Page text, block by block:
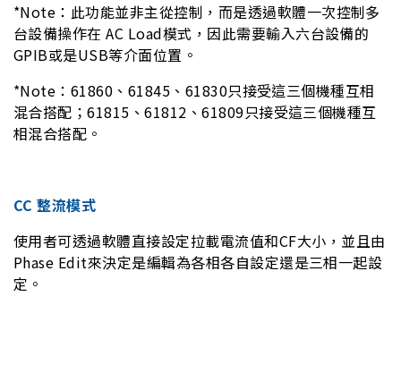
*Note：此功能並非主從控制，而是透過軟體一次控制多
台設備操作在 AC Load模式，因此需要輸入六台設備的
GPIB或是USB等介面位置。
*Note：61860、61845、61830只接受這三個機種互相
混合搭配；61815、61812、61809只接受這三個機種互
相混合搭配。
CC 整流模式
使用者可透過軟體直接設定拉載電流值和CF大小，並且由
Phase Edit來決定是編輯為各相各自設定還是三相一起設
定。